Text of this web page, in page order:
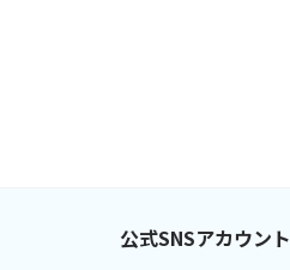
公式SNSアカウント